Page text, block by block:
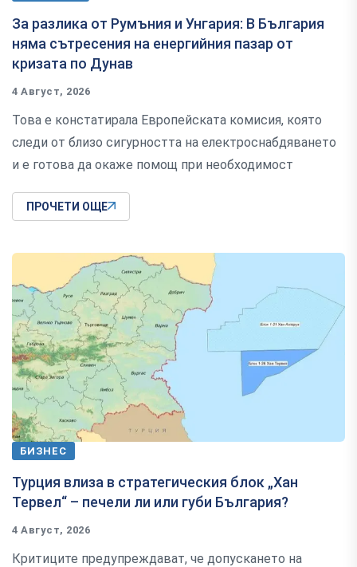
За разлика от Румъния и Унгария: В България
няма сътресения на енергийния пазар от
кризата по Дунав
4 Август, 2026
Това е констатирала Европейската комисия, която
следи от близо сигурността на електроснабдяването
и е готова да окаже помощ при необходимост
ПРОЧЕТИ ОЩЕ
БИЗНЕС
Турция влиза в стратегическия блок „Хан
Тервел“ – печели ли или губи България?
4 Август, 2026
Критиците предупреждават, че допускането на